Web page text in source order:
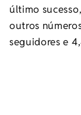
último
outros
seguidores e